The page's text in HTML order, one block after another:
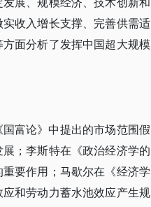
展、规模经济、技术创新和
收入增长支撑、完善供需适
面分析了发挥中国超大规模
富论》中提出的市场范围假
；李斯特在《政治经济学的
要作用；马歇尔在《经济学
和劳动力蓄水池效应产生规